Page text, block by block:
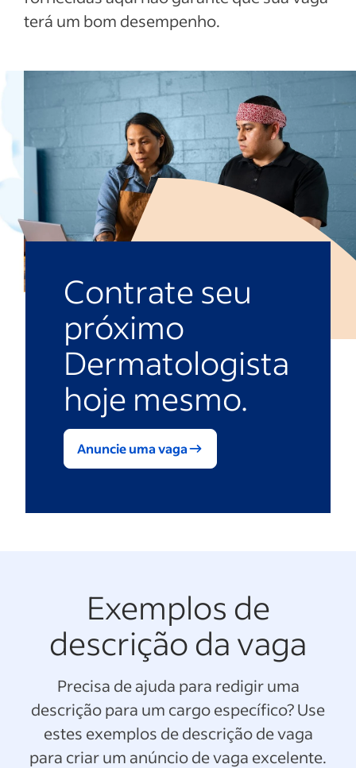
terá um bom desempenho.
Contrate seu
próximo
Dermatologista
hoje mesmo.
Anuncie uma vaga
Exemplos de
descrição da vaga
Precisa de ajuda para redigir uma
descrição para um cargo específico? Use
estes exemplos de descrição de vaga
para criar um anúncio de vaga excelente.